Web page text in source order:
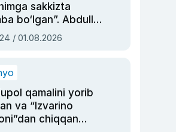
sakkizta
bo‘lgan”. Abdulla
siyosiy
asrab
/ 01.08.2026
qamalini yorib
va “Izvarino
chiqqan